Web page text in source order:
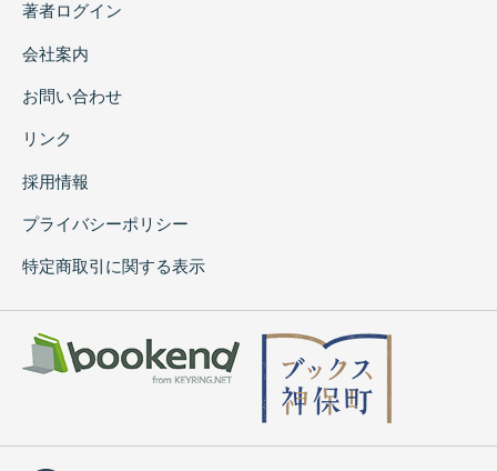
著者ログイン
会社案内
お問い合わせ
リンク
採用情報
プライバシーポリシー
特定商取引に関する表示